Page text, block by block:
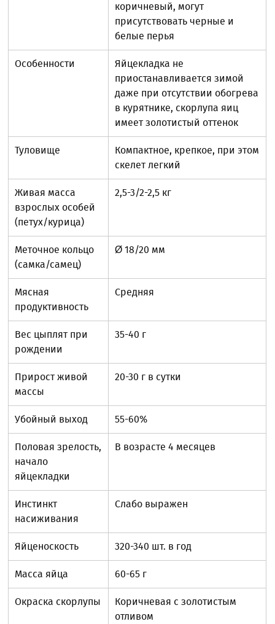
коричневый, могут
присутствовать черные и
белые перья
Особенности
Яйцекладка не
приостанавливается зимой
даже при отсутствии обогрева
в курятнике, скорлупа яиц
имеет золотистый оттенок
Туловище
Компактное, крепкое, при этом
скелет легкий
Живая масса
взрослых особей
(петух/курица)
2,5-3/2-2,5 кг
Меточное кольцо
(самка/самец)
Ø 18/20 мм
Мясная
продуктивность
Средняя
Вес цыплят при
рождении
35-40 г
Прирост живой
массы
20-30 г в сутки
Убойный выход 55-60%
Половая зрелость,
начало
яйцекладки
В возрасте 4 месяцев
Инстинкт
насиживания
Слабо выражен
Яйценоскость 320-340 шт. в год
Масса яйца 60-65 г
Окраска скорлупы
Коричневая с золотистым
отливом